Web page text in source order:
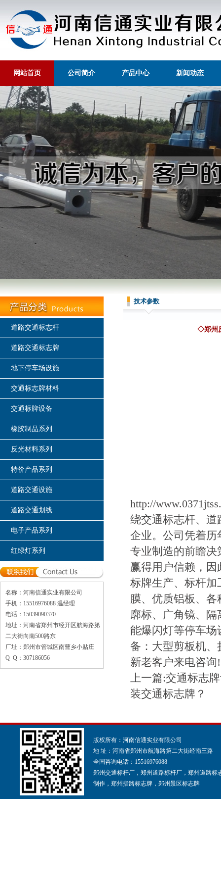
网站首页 公司简介 产品中心 新闻动态
道路交通标志杆
道路交通标志牌
地下停车场设施
交通标志牌材料
交通标牌设备
橡胶制品系列
反光材料系列
特价产品系列
道路交通设施
道路交通划线
电子产品系列
红绿灯系列
名称：河南信通实业有限公司
手机：15516976088 温经理
电话：15039090370
地址：河南省郑州市经开区航海路第
二大街向南500路东
厂址：郑州市管城区南曹乡小贴庄
Q Q：307186056
技术参数
◇郑州
http://
绕交通标志杆、
企业。公司凭着
专业制造的前瞻
赢得用户信赖，
标牌生产、标杆
膜、优质铝板、
廓标、广角镜、
能爆闪灯等停车
备：大型剪板机
新老客户来电咨询!
上一篇:交通标志
装交通标志牌？
版权所有：河南信通实业有限公司
地 址：河南省郑州市航海路第二大街经南三路
全国咨询电话：15516976088
郑州交通标杆厂，郑州道路标杆厂，郑州道路
制作，郑州指路标志牌，郑州景区标志牌